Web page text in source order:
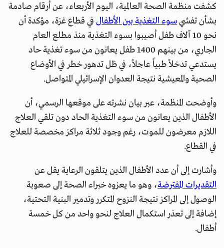
كشفت منظمة الصحة العالمية، اليوم الأربعاء، عن أرقام صادمة
بشأن تفشيسوء التغذية بين الأطفال في قطاع غزة، مؤكدة أن
نحو 10 آلاف طفل أصيبوا بسوء التغذية منذ مطلع العام
الجاري، من بينهم 1400 طفل يعانون من سوء تغذية حاد
يستدعي تدخلاً طبياً عاجلاً، في ظل تدهور خطر في الأوضاع
الصحية والمعيشية نتيجة العدوان الإسرائيلي المتواصل.
وأوضحت المنظمة، عبر بيان نشرته على موقعها الرسمي، أن
الأطفال الذين يعانون من سوء التغذية الحاد دون تلقي العلاج
اللازم معرضون للموت، رغم وجود ثلاثة مراكز مخصصة للعلاج
في القطاع.
وأشارت إلى أن عدد الأطفال الذين يتلقون الرعاية يقل عن
التقديرات المفترضة، وهو ما يعزوه خبراء الصحة إلى صعوبة
الوصول إلى المراكز نتيجة النزوح المتكرر وتدمير البنية التحتية،
إضافة إلى تعذر استكمال العلاج لنحو واحد من كل خمسة
أطفال.